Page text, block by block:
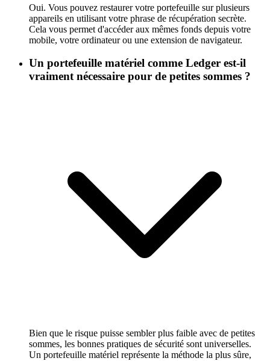
Oui. Vous pouvez restaurer votre portefeuille sur plusieurs
appareils en utilisant votre phrase de récupération secrète.
Cela vous permet d'accéder aux mêmes fonds depuis votre
mobile, votre ordinateur ou une extension de navigateur.
Un portefeuille matériel comme Ledger est-il
vraiment nécessaire pour de petites sommes ?
Bien que le risque puisse sembler plus faible avec de petites
sommes, les bonnes pratiques de sécurité sont universelles.
Un portefeuille matériel représente la méthode la plus sûre,